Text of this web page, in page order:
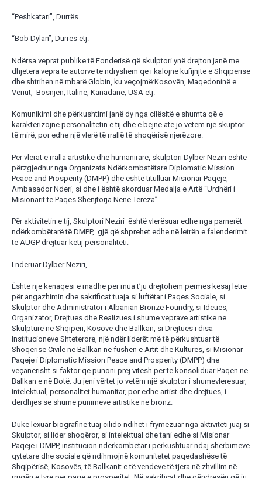
“Peshkatari”, Durrës.
“Bob Dylan”, Durrës etj.
Ndërsa veprat publike të Fonderisë që skulptori ynë drejton janë me
dhjetëra vepra te autorve të ndryshëm që i kalojnë kufijnjtë e Shqiperisë
dhe shtrihen në mbarë Globin, ku veçojmë:Kosovën, Maqedoninë e
Veriut, Bosnjën, Italinë, Kanadanë, USA etj.
Komunikimi dhe përkushtimi janë dy nga cilësitë e shumta që e
karakterizojnë personalitetin e tij dhe e bëjnë atë jo vetëm një skuptor
të mirë, por edhe një vlerë të rrallë të shoqërisë njerëzore.
Për vlerat e rralla artistike dhe humanirare, skulptori Dylber Neziri është
përzgjedhur nga Organizata Ndërkombatëtare Diplomatic Mission
Peace and Prosperity (DMPP) dhe është titulluar Misionar Paqeje,
Ambasador Nderi, si dhe i është akorduar Medalja e Artë “Urdhëri i
Misionarit të Paqes Shenjtorja Nënë Tereza”.
Për aktivitetin e tij, Skulptori Neziri është vlerësuar edhe nga parnerët
ndërkombëtarë të DMPP, gjë që shprehet edhe në letrën e falenderimit
të AUGP drejtuar këtij personaliteti:
I nderuar Dylber Neziri,
Është një kënaqësi e madhe për mua t’ju drejtohem përmes kësaj letre
për angazhimin dhe sakrificat tuaja si luftëtar i Paqes Sociale, si
Skulptor dhe Administrator i Albanian Bronze Foundry, si Ideues,
Organizator, Drejtues dhe Realizues i shume veprave artistike ne
Skulpture ne Shqiperi, Kosove dhe Ballkan, si Drejtues i disa
Institucioneve Shteterore, një ndër liderët më të përkushtuar të
Shoqërisë Civile në Ballkan ne fushen e Artit dhe Kultures, si Misionar
Paqeje i Diplomatic Mission Peace and Prosperity (DMPP) dhe
veçanërisht si faktor që punoni prej vitesh për të konsoliduar Paqen në
Ballkan e në Botë. Ju jeni vërtet jo vetëm një skulptor i shumevleresuar,
intelektual, personalitet humanitar, por edhe artist dhe drejtues, i
derdhjes se shume punimeve artistike ne bronz.
Duke lexuar biografinë tuaj cilido ndihet i frymëzuar nga aktiviteti juaj si
Skulptor, si lider shoqëror, si intelektual dhe tani edhe si Misionar
Paqeje i DMPP, institucion ndërkombetar i përkushtuar ndaj shërbimeve
qytetare dhe sociale që ndihmojnë komunitetet paqedashëse të
Shqipërisë, Kosovës, të Ballkanit e të vendeve të tjera në zhvillim në